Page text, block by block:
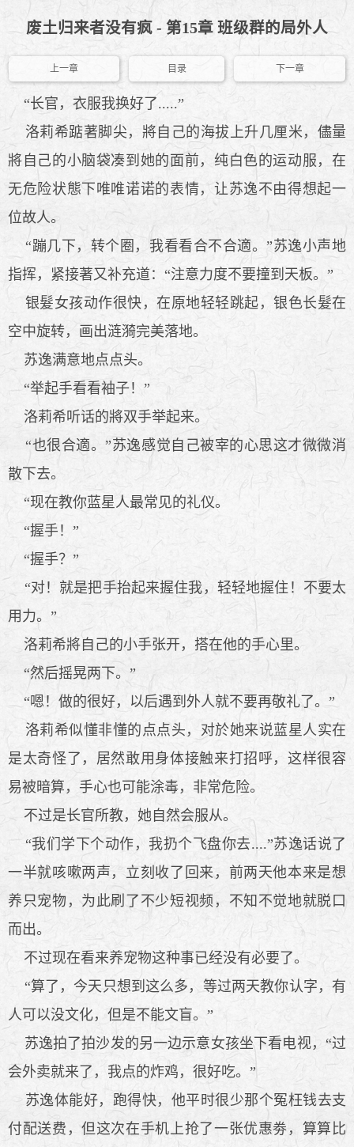
废土归来者没有疯 - 第15章 班级群的局外人
上一章 目录 下一章
“长官，衣服我换好了.....”
洛莉希踮著脚尖，將自己的海拔上升几厘米，儘量
將自己的小脑袋凑到她的面前，纯白色的运动服，在
无危险状態下唯唯诺诺的表情，让苏逸不由得想起一
位故人。
“蹦几下，转个圈，我看看合不合適。”苏逸小声地
指挥，紧接著又补充道：“注意力度不要撞到天板。”
银髮女孩动作很快，在原地轻轻跳起，银色长髮在
空中旋转，画出涟漪完美落地。
苏逸满意地点点头。
“举起手看看袖子！”
洛莉希听话的將双手举起来。
“也很合適。”苏逸感觉自己被宰的心思这才微微消
散下去。
“现在教你蓝星人最常见的礼仪。
“握手！”
“握手？”
“对！就是把手抬起来握住我，轻轻地握住！不要太
用力。”
洛莉希將自己的小手张开，搭在他的手心里。
“然后摇晃两下。”
“嗯！做的很好，以后遇到外人就不要再敬礼了。”
洛莉希似懂非懂的点点头，对於她来说蓝星人实在
是太奇怪了，居然敢用身体接触来打招呼，这样很容
易被暗算，手心也可能涂毒，非常危险。
不过是长官所教，她自然会服从。
“我们学下个动作，我扔个飞盘你去....”苏逸话说了
一半就咳嗽两声，立刻收了回来，前两天他本来是想
养只宠物，为此刷了不少短视频，不知不觉地就脱口
而出。
不过现在看来养宠物这种事已经没有必要了。
“算了，今天只想到这么多，等过两天教你认字，有
人可以没文化，但是不能文盲。”
苏逸拍了拍沙发的另一边示意女孩坐下看电视，“过
会外卖就来了，我点的炸鸡，很好吃。”
苏逸体能好，跑得快，他平时很少那个冤枉钱去支
付配送费，但这次在手机上抢了一张优惠劵，算算比